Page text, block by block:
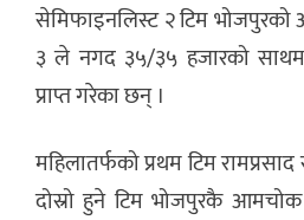
सेमिफाइनलिस्ट २ टिम
३ ले नगद ३५/३५ हजारको
प्राप्त गरेका छन् ।
महिलातर्फको प्रथम टिम
दोस्रो हुने टिम भोजपुरकै